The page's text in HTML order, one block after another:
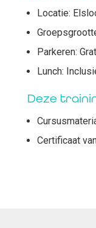
Locatie:
Parkeren:
Lunch:
Deze
Certificaat